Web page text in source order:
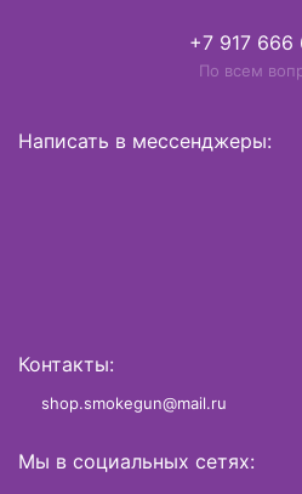
+7 917 666
По всем
Написать в мессенджеры:
Контакты:
shop.smokegun@mail.ru
Мы в социальных сетях: